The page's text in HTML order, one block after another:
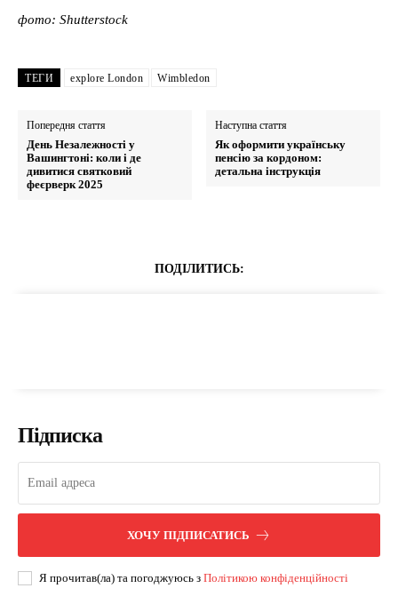
фото: Shutterstock
ТЕГИ explore London Wimbledon
Попередня стаття
День Незалежності у
Вашингтоні: коли і де
дивитися святковий
феєрверк 2025
Наступна стаття
Як оформити українську
пенсію за кордоном:
детальна інструкція
ПОДІЛИТИСЬ:
Підписка
ХОЧУ ПІДПИСАТИСЬ
Я прочитав(ла) та погоджуюсь з Політикою конфіденційності